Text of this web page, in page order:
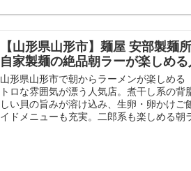
【山形県山形市】麺屋 安部製麺
自家製麺の絶品朝ラーが楽しめ
山形県山形市で朝からラーメンが楽しめる
トロな雰囲気が漂う人気店。煮干し系の
しい貝の旨みが溶け込み、生卵・卵かけ
イドメニューも充実。二郎系も楽しめる朝